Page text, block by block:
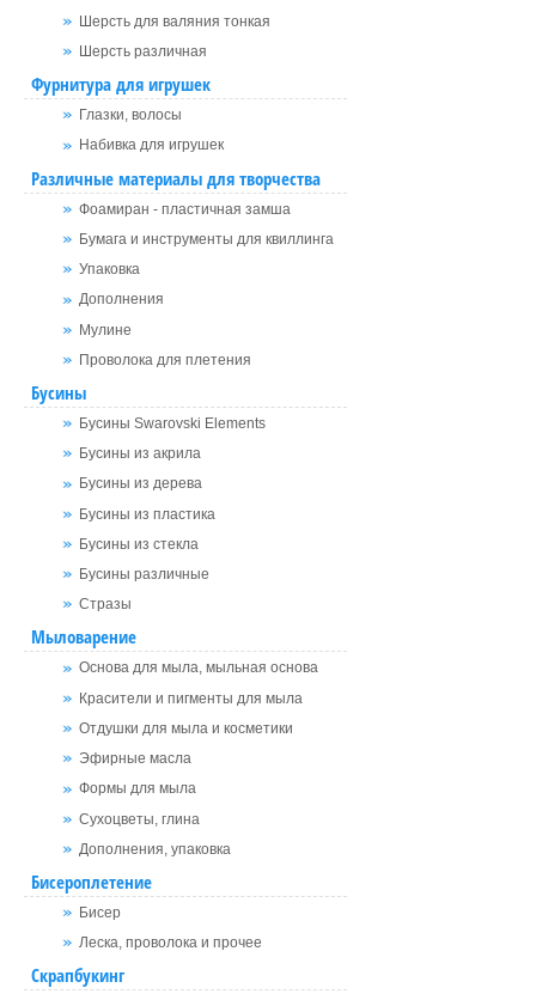
Шерсть для валяния тонкая
Шерсть различная
Фурнитура для игрушек
Глазки, волосы
Набивка для игрушек
Различные материалы для творчества
Фоамиран - пластичная замша
Бумага и инструменты для квиллинга
Упаковка
Дополнения
Мулине
Проволока для плетения
Бусины
Бусины Swarovski Elements
Бусины из акрила
Бусины из дерева
Бусины из пластика
Бусины из стекла
Бусины различные
Стразы
Мыловарение
Основа для мыла, мыльная основа
Красители и пигменты для мыла
Отдушки для мыла и косметики
Эфирные масла
Формы для мыла
Сухоцветы, глина
Дополнения, упаковка
Бисероплетение
Бисер
Леска, проволока и прочее
Скрапбукинг